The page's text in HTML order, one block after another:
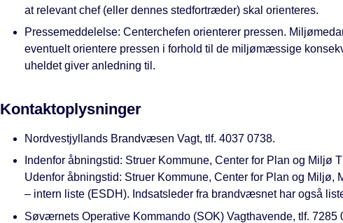
at relevant chef (eller dennes stedfortræder) skal orienteres.
Pressemeddelelse: Centerchefen orienterer pressen.
eventuelt orientere pressen i forhold til de miljømæssige
uheldet giver anledning til.
Kontaktoplysninger
Nordvestjyllands Brandvæsen Vagt, tlf. 4037 0738.
Indenfor åbningstid: Struer Kommune, Center for Plan og Miljø
Udenfor åbningstid: Struer Kommune, Center for Plan og Miljø,
– intern liste (ESDH). Indsatsleder fra brandvæsnet har også
Søværnets Operative Kommando (SOK) Vagthavende, tlf. 7285